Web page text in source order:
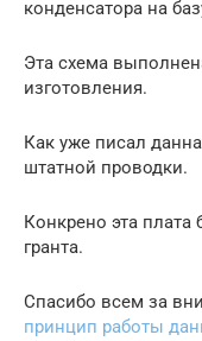
конденсатора на
Эта схема
изготовления.
Как уже писал
штатной проводки.
Конкрено эта плата
гранта.
Спасибо всем за
принцип работы